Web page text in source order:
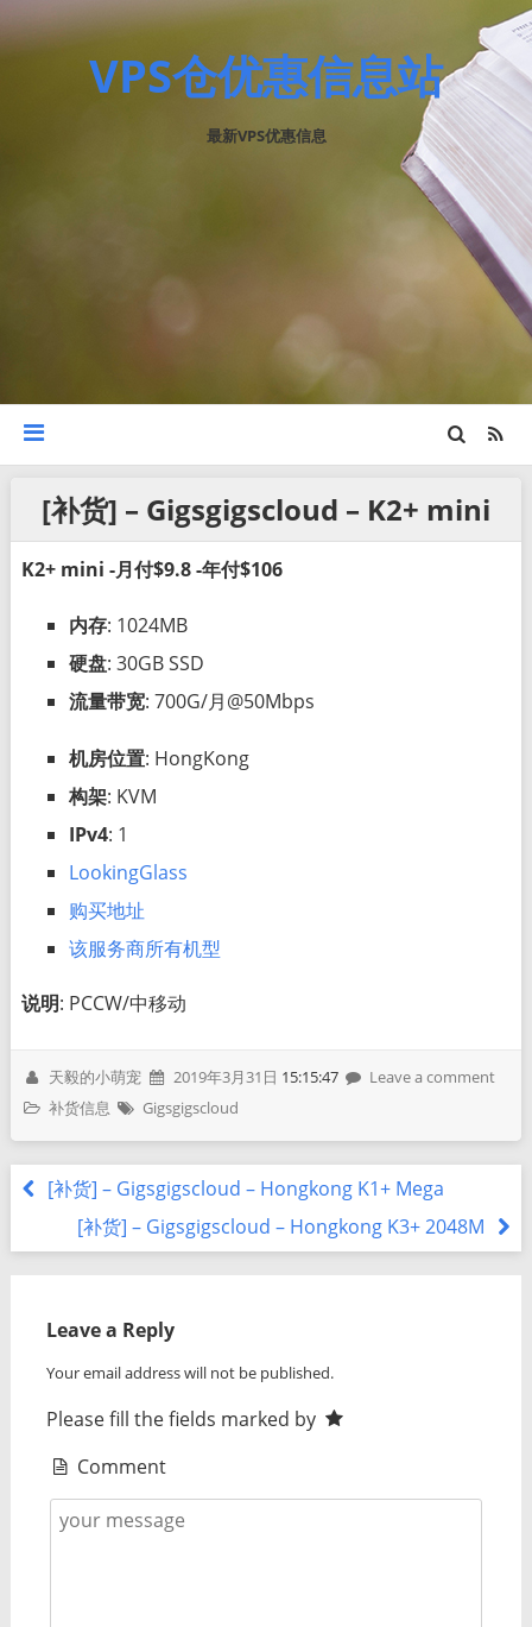
VPS仓优惠信息站
最新VPS优惠信息
[补货] – Gigsgigscloud – K2+ mini
K2+ mini -月付$9.8 -年付$106
内存: 1024MB
硬盘: 30GB SSD
流量带宽: 700G/月@50Mbps
机房位置: HongKong
构架: KVM
IPv4: 1
LookingGlass
购买地址
该服务商所有机型
说明: PCCW/中移动
天毅的小萌宠 2019年3月31日 15:15:47
Leave a comment
补货信息
Gigsgigscloud
[补货] – Gigsgigscloud – Hongkong K1+ Mega
[补货] – Gigsgigscloud – Hongkong K3+ 2048M
Leave a Reply
Your email address will not be published.
Please fill the fields marked by
Comment